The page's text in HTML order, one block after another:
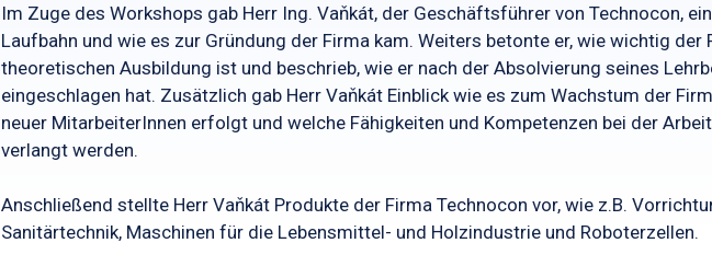
Im Zuge des Workshops gab Herr Ing. Vaňkát, der Geschäftsführer von Technocon,
Laufbahn und wie es zur Gründung der Firma kam. Weiters betonte er, wie wichtig der
theoretischen Ausbildung ist und beschrieb, wie er nach der Absolvierung seines
eingeschlagen hat. Zusätzlich gab Herr Vaňkát Einblick wie es zum Wachstum der
neuer MitarbeiterInnen erfolgt und welche Fähigkeiten und Kompetenzen bei der
verlangt werden.
Anschließend stellte Herr Vaňkát Produkte der Firma Technocon vor, wie z.B.
Sanitärtechnik, Maschinen für die Lebensmittel- und Holzindustrie und Roboterzellen.